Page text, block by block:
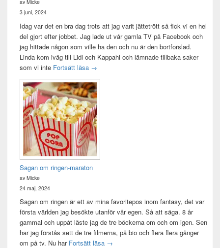
av Micke
3 juni, 2024
Idag var det en bra dag trots att jag varit jättetrött så fick vi en hel
del gjort efter jobbet. Jag lade ut vår gamla TV på Facebook och
jag hittade någon som ville ha den och nu är den bortforslad.
Linda kom iväg till Lidl och Kappahl och lämnade tillbaka saker
som vi inte Fortsätt läsa Idag var det en bra dag
→
Sagan om ringen-maraton
av Micke
24 maj, 2024
Sagan om ringen är ett av mina favoritepos inom fantasy, det var
första världen jag besökte utanför vår egen. Så att säga. 8 år
gammal och uppåt läste jag de tre böckerna om och om igen. Sen
har jag förstås sett de tre filmerna, på bio och flera flera gånger
om på tv. Nu har Fortsätt läsa Sagan om ringen-maraton
→